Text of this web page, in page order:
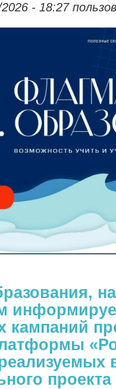
- 18:27
кампаний
проекта